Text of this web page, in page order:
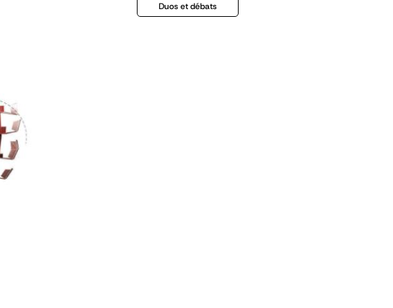
Duos et débats